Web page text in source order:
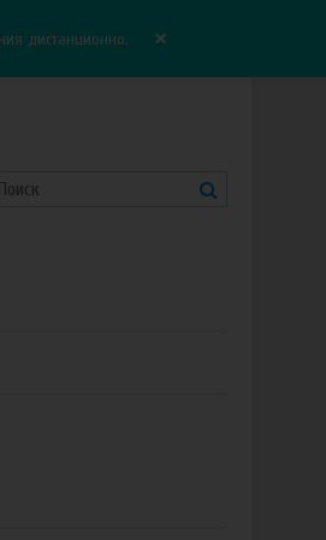
дистанционно. ×